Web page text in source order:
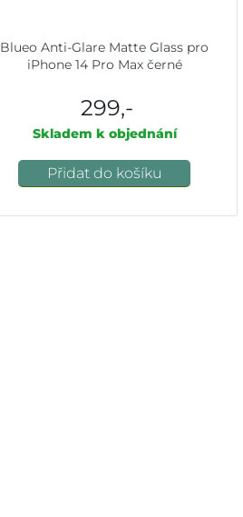
Blueo Anti-Glare Matte Glass pro
iPhone 14 Pro Max černé
299,-
Skladem k objednání
Přidat do košíku